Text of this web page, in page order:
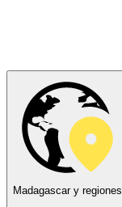
Madagascar y regiones